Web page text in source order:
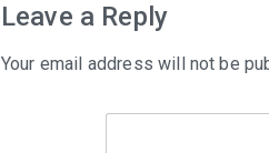
Leave a Reply
Your email address will not be